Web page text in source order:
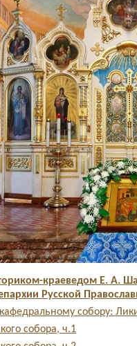
краеведом Е. А.
Русской
собору:
собора, ч.1